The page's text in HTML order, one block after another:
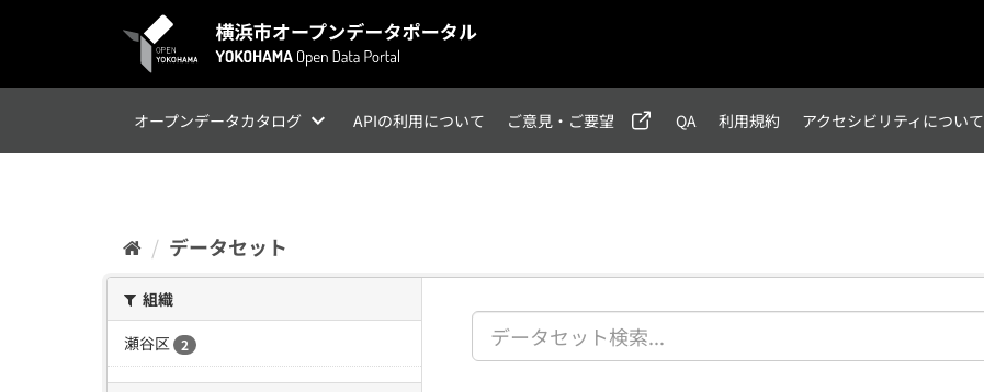
オープンデータカタログ APIの利用について ご意見・ご要望 QA 利用規約 アクセシビリティについて
データセット
組織
瀬谷区 2